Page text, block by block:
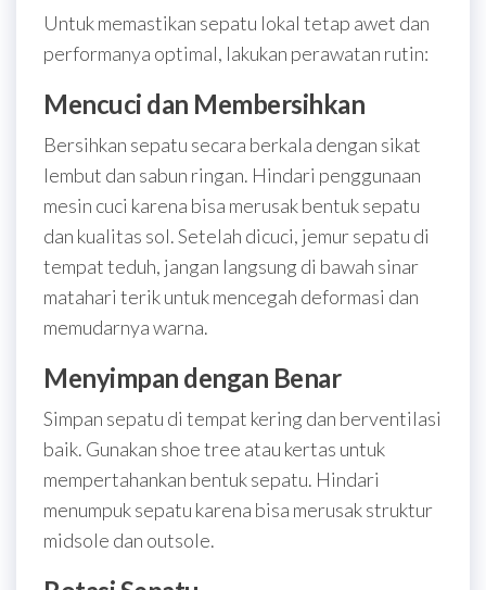
Untuk memastikan sepatu lokal tetap awet dan
performanya optimal, lakukan perawatan rutin:
Mencuci dan Membersihkan
Bersihkan sepatu secara berkala dengan sikat
lembut dan sabun ringan. Hindari penggunaan
mesin cuci karena bisa merusak bentuk sepatu
dan kualitas sol. Setelah dicuci, jemur sepatu di
tempat teduh, jangan langsung di bawah sinar
matahari terik untuk mencegah deformasi dan
memudarnya warna.
Menyimpan dengan Benar
Simpan sepatu di tempat kering dan berventilasi
baik. Gunakan shoe tree atau kertas untuk
mempertahankan bentuk sepatu. Hindari
menumpuk sepatu karena bisa merusak struktur
midsole dan outsole.